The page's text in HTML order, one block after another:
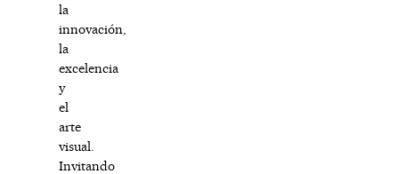
la
innovación,
la
excelencia
y
el
arte
visual.
Invitando